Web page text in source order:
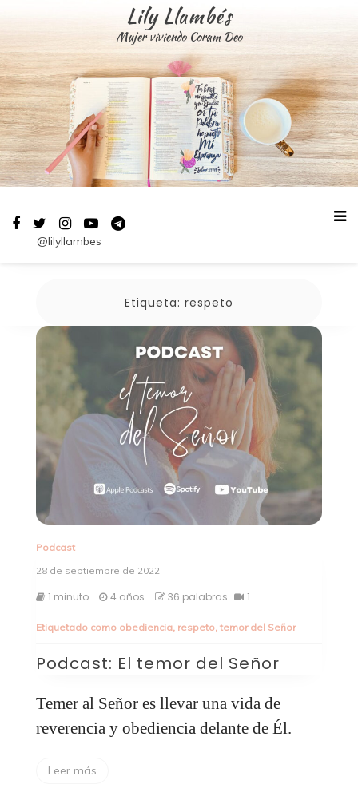
Lily Llambés
Mujer viviendo Coram Deo
@lilyllambes
Etiqueta: respeto
Podcast
28 de septiembre de 2022
1 minuto 4 años 36 palabras 1
Etiquetado como obediencia, respeto, temor del Señor
Podcast: El temor del Señor
Temer al Señor es llevar una vida de
reverencia y obediencia delante de Él.
Leer más